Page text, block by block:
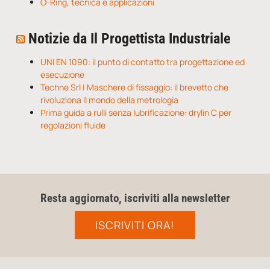
Notizie da Il Progettista Industriale
UNI EN 1090: il punto di contatto tra progettazione ed
esecuzione
Techne Srl | Maschere di fissaggio: il brevetto che
rivoluziona il mondo della metrologia
Prima guida a rulli senza lubrificazione: drylin C per
regolazioni fluide
Resta aggiornato, iscriviti alla newsletter
ISCRIVITI ORA!